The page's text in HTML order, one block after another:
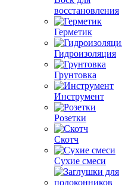
восстановления
Герметик
Гидроизоляция
Грунтовка
Инструмент
Розетки
Скотч
Сухие смеси